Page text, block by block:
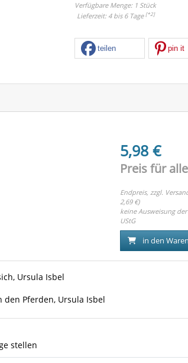
Verfügbare Menge: 1 Stück
Lieferzeit: 4 bis 6 Tage [*2]
teilen pin it
5,98 €
Preis für alle
Endpreis, zzgl.
2,69 €)
keine Ausweisung
UStG
in den
Ursula Isbel
Pferden, Ursula Isbel
stellen